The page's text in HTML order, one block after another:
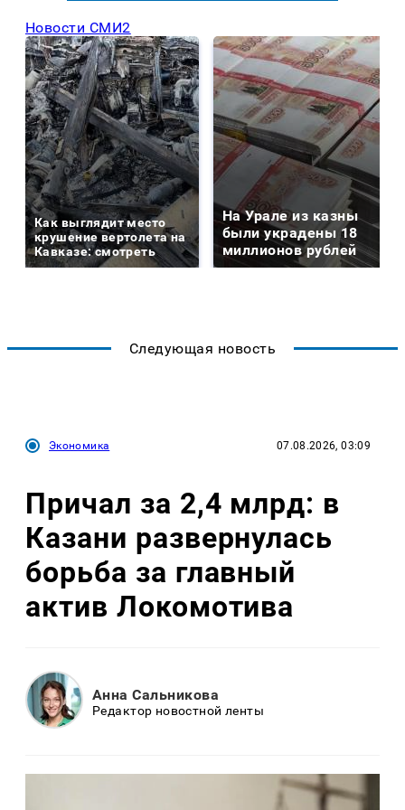
Новости СМИ2
Как выглядит место
крушение вертолета на
Кавказе: смотреть
На Урале из казны
были украдены 18
миллионов рублей
Следующая новость
Экономика 07.08.2026, 03:09
Причал за 2,4 млрд: в
Казани развернулась
борьба за главный
актив Локомотива
Анна Сальникова
Редактор новостной ленты